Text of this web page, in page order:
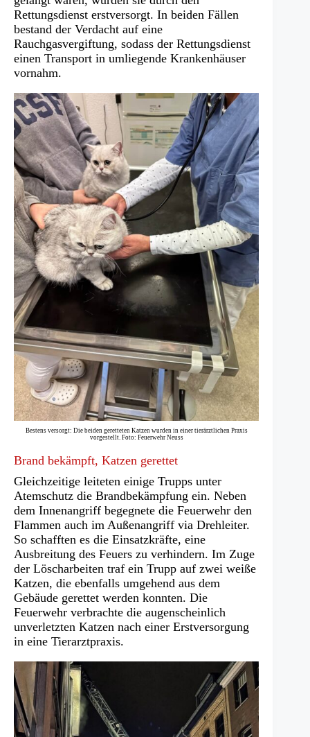
Rettungsdienst erstversorgt. In beiden Fällen
bestand der Verdacht auf eine
Rauchgasvergiftung, sodass der Rettungsdienst
einen Transport in umliegende Krankenhäuser
vornahm.
Bestens versorgt: Die beiden geretteten Katzen wurden in einer tierärztlichen Praxis
vorgestellt. Foto: Feuerwehr Neuss
Brand bekämpft, Katzen gerettet
Gleichzeitige leiteten einige Trupps unter
Atemschutz die Brandbekämpfung ein. Neben
dem Innenangriff begegnete die Feuerwehr den
Flammen auch im Außenangriff via Drehleiter.
So schafften es die Einsatzkräfte, eine
Ausbreitung des Feuers zu verhindern. Im Zuge
der Löscharbeiten traf ein Trupp auf zwei weiße
Katzen, die ebenfalls umgehend aus dem
Gebäude gerettet werden konnten. Die
Feuerwehr verbrachte die augenscheinlich
unverletzten Katzen nach einer Erstversorgung
in eine Tierarztpraxis.